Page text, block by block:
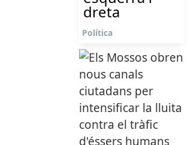
dreta
Política